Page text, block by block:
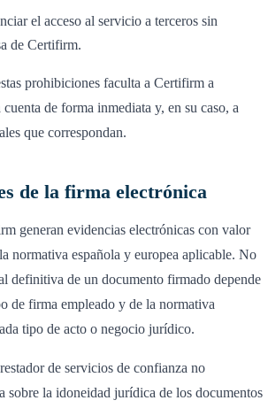
el acceso al servicio a terceros sin
de Certifirm.
prohibiciones faculta a Certifirm a
de forma inmediata y, en su caso, a
que correspondan.
de la firma electrónica
generan evidencias electrónicas con valor
normativa española y europea aplicable. No
definitiva de un documento firmado depende
de firma empleado y de la normativa
tipo de acto o negocio jurídico.
de servicios de confianza no
sobre la idoneidad jurídica de los documentos